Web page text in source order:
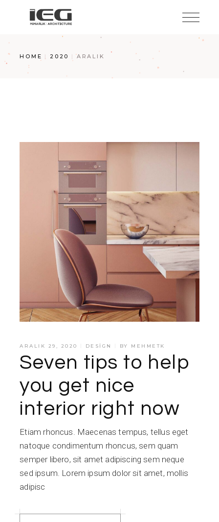
HOME 2020 ARALIK
ARALIK 29, 2020 DESIGN BY MEHMETK
Seven tips to help
you get nice
interior right now
Etiam rhoncus. Maecenas tempus, tellus eget
natoque condimentum rhoncus, sem quam
semper libero, sit amet adipiscing sem neque
sed ipsum. Lorem ipsum dolor sit amet, mollis
adipisc